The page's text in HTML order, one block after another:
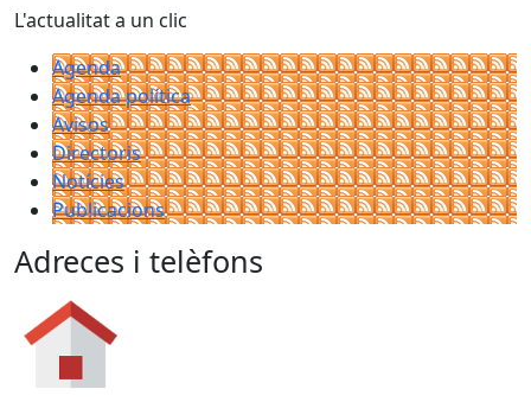
L'actualitat a un clic
Agenda
Agenda política
Avisos
Directoris
Notícies
Publicacions
Adreces i telèfons